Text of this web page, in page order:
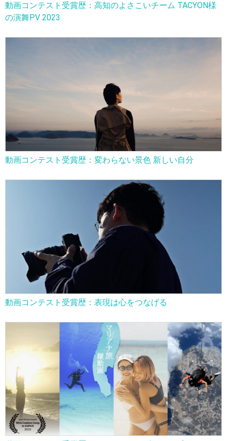
動画コンテスト受賞歴：高知のよさこいチーム TACYON様
の演舞PV 2023
動画コンテスト受賞歴：変わらない景色 新しい自分
動画コンテスト受賞歴：表現は心をつなげる